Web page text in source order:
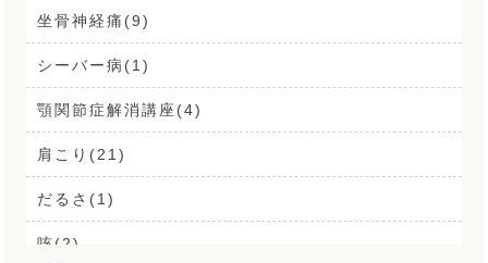
坐骨神経痛(9)
シーバー病(1)
顎関節症解消講座(4)
肩こり(21)
だるさ(1)
咳(2)